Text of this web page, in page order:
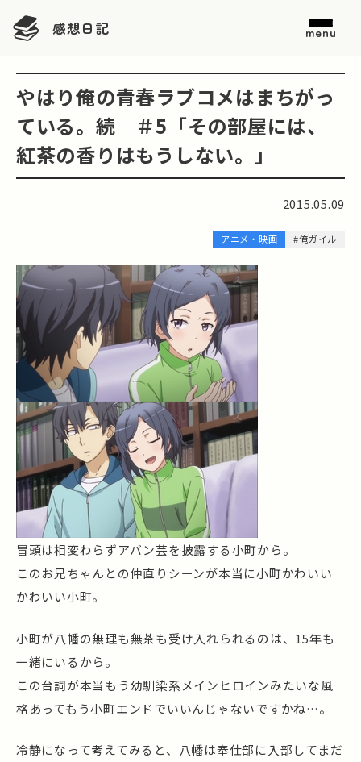
感想日記 menu
やはり俺の青春ラブコメはまちがっ
ている。続 ＃5「その部屋には、
紅茶の香りはもうしない。」
2015.05.09
アニメ・映画 #俺ガイル
冒頭は相変わらずアバン芸を披露する小町から。
このお兄ちゃんとの仲直りシーンが本当に小町かわいい
かわいい小町。
小町が八幡の無理も無茶も受け入れられるのは、15年も
一緒にいるから。
この台詞が本当もう幼馴染系メインヒロインみたいな風
格あってもう小町エンドでいいんじゃないですかね…。
冷静になって考えてみると、八幡は奉仕部に入部してまだ